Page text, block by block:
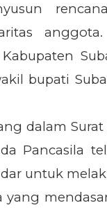
Kabupaten
bupati
dalam Surat
Pancasila
untuk
yang